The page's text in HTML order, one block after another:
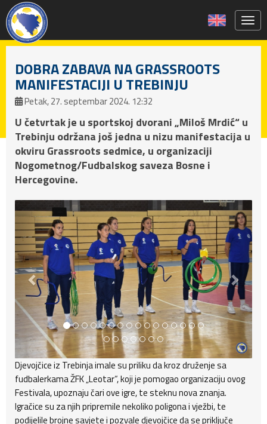
DOBRA ZABAVA NA GRASSROOTS
MANIFESTACIJI U TREBINJU
Petak, 27. septembar 2024. 12:32
U četvrtak je u sportskoj dvorani „Miloš Mrdić“ u
Trebinju održana još jedna u nizu manifestacija u
okviru Grassroots sedmice, u organizaciji
Nogometnog/Fudbalskog saveza Bosne i
Hercegovine.
Djevojčice iz Trebinja imale su priliku da kroz druženje sa
fudbalerkama ŽFK „Leotar“, koji je pomogao organizaciju ovog
Festivala, upoznaju čari ove igre, te steknu nova znanja.
Igračice su za njih pripremile nekoliko poligona i vježbi, te
podijelile brojne savjete i pozvale djevojčice da se priključe